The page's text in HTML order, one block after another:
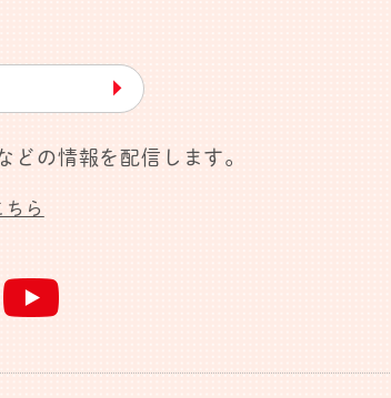
▶︎
どの情報を配信します。
ちら